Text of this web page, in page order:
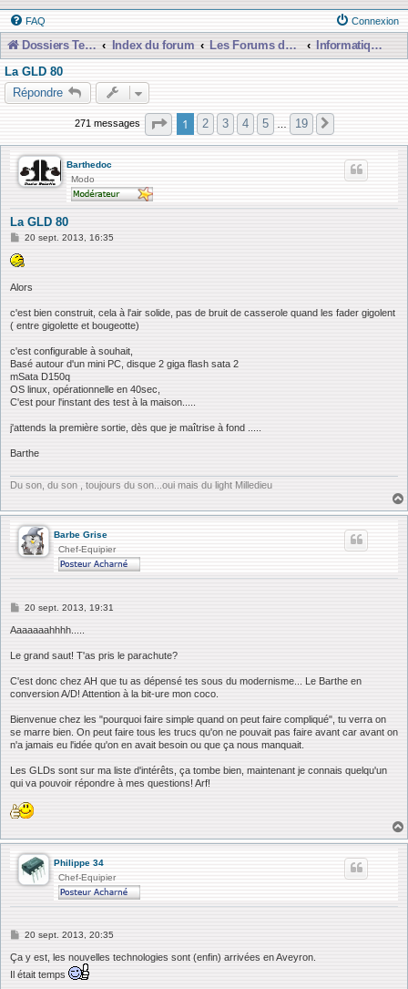
FAQ Connexion
Dossiers Techniques Index du forum Les Forums de Discussions
Informatique, Consoles Numériques et MAO
La GLD 80
Répondre
271 messages Page 1sur19
1 2 3 4 5 19
Barthedoc
Modo
La GLD 80
M
s
s
g
20 sept. 2013, 16:35
Alors
c'est bien construit, cela à l'air solide, pas de bruit de casserole quand les fader gigolent
( entre gigolette et bougeotte)
c'est configurable à souhait,
Basé autour d'un mini PC, disque 2 giga flash sata 2
mSata D150q
OS linux, opérationnelle en 40sec,
C'est pour l'instant des test à la maison.....
j'attends la première sortie, dès que je maîtrise à fond .....
Barthe
Du son, du son , toujours du son...oui mais du light Milledieu
Barbe Grise
Chef-Equipier
M
s
g
20 sept. 2013, 19:31
Aaaaaaahhhh.....
Le grand saut! T'as pris le parachute?
C'est donc chez AH que tu as dépensé tes sous du modernisme... Le Barthe en
conversion A/D! Attention à la bit-ure mon coco.
Bienvenue chez les "pourquoi faire simple quand on peut faire compliqué", tu verra on
se marre bien. On peut faire tous les trucs qu'on ne pouvait pas faire avant car avant on
n'a jamais eu l'idée qu'on en avait besoin ou que ça nous manquait.
Les GLDs sont sur ma liste d'intérêts, ça tombe bien, maintenant je connais quelqu'un
qui va pouvoir répondre à mes questions! Arf!
Philippe 34
Chef-Equipier
M
s
a
20 sept. 2013, 20:35
Ça y est, les nouvelles technologies sont (enfin) arrivées en Aveyron.
Il était temps